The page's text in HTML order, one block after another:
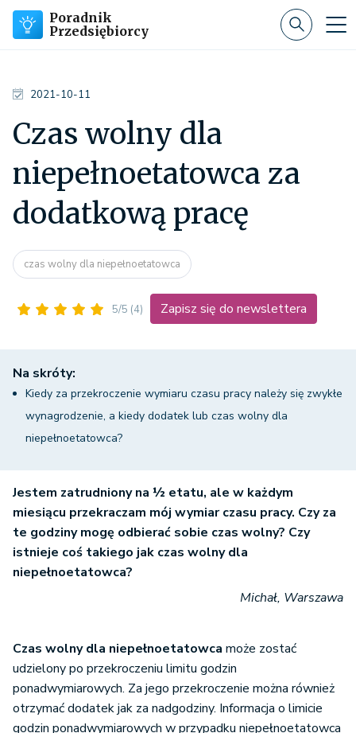
Poradnik
Przedsiębiorcy
2021-10-11
Czas wolny dla
niepełnoetatowca za
dodatkową pracę
czas wolny dla niepełnoetatowca
5/5 (4) Zapisz się do newslettera
Na skróty:
Kiedy za przekroczenie wymiaru czasu pracy należy się zwykłe
wynagrodzenie, a kiedy dodatek lub czas wolny dla
niepełnoetatowca?
Jestem zatrudniony na ½ etatu, ale w każdym
miesiącu przekraczam mój wymiar czasu pracy. Czy za
te godziny mogę odbierać sobie czas wolny? Czy
istnieje coś takiego jak czas wolny dla
niepełnoetatowca?
Michał, Warszawa
Czas wolny dla niepełnoetatowca może zostać
udzielony po przekroczeniu limitu godzin
ponadwymiarowych. Za jego przekroczenie można również
otrzymać dodatek jak za nadgodziny. Informacja o limicie
godzin ponadwymiarowych w przypadku niepełnoetatowca